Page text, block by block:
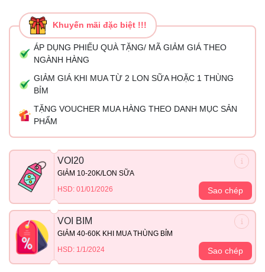
Khuyến mãi đặc biệt !!!
ÁP DỤNG PHIẾU QUÀ TẶNG/ MÃ GIẢM GIÁ THEO
NGÀNH HÀNG
GIẢM GIÁ KHI MUA TỪ 2 LON SỮA HOẶC 1 THÙNG
BỈM
TẶNG VOUCHER MUA HÀNG THEO DANH MỤC SẢN
PHẨM
VOI20
GIẢM 10-20K/LON SỮA
HSD: 01/01/2026
Sao chép
VOI BIM
GIẢM 40-60K KHI MUA THÙNG BỈM
HSD: 1/1/2024
Sao chép